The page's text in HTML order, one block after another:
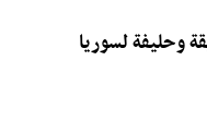
وحليفة لسوريا